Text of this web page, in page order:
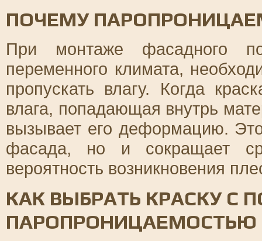
ПОЧЕМУ
При монтаже фасадного
переменного климата,
пропускать влагу. Когда
влага, попадающая внутрь
вызывает его деформацию.
фасада, но и сокращает
вероятность возникновения
КАК ВЫБРАТЬ КРАСКУ С
ПАРОПРОНИЦАЕМОСТЬЮ